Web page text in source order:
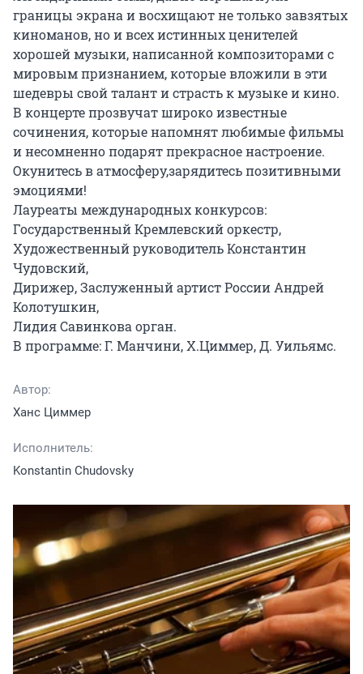
границы экрана и восхищают не только завзятых
киноманов, но и всех истинных ценителей
хорошей музыки, написанной композиторами с
мировым признанием, которые вложили в эти
шедевры свой талант и страсть к музыке и кино.
В концерте прозвучат широко известные
сочинения, которые напомнят любимые фильмы
и несомненно подарят прекрасное настроение.
Окунитесь в атмосферу,зарядитесь позитивными
эмоциями!
Лауреаты международных конкурсов:
Государственный Кремлевский оркестр,
Художественный руководитель Константин
Чудовский,
Дирижер, Заслуженный артист России Андрей
Колотушкин,
Лидия Савинкова орган.
В программе: Г. Манчини, Х.Циммер, Д. Уильямс.
Автор:
Ханс Циммер
Исполнитель:
Konstantin Chudovsky